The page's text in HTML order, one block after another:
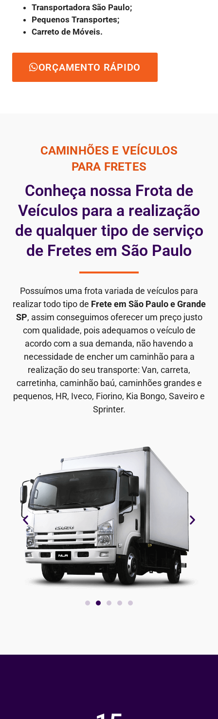
Transportadora São Paulo;
Pequenos Transportes;
Carreto de Móveis.
ORÇAMENTO RÁPIDO
CAMINHÕES E VEÍCULOS
PARA FRETES
Conheça nossa Frota de
Veículos para a realização
de qualquer tipo de serviço
de Fretes em São Paulo
Possuímos uma frota variada de veículos para
realizar todo tipo de Frete em São Paulo e Grande
SP, assim conseguimos oferecer um preço justo
com qualidade, pois adequamos o veículo de
acordo com a sua demanda, não havendo a
necessidade de encher um caminhão para a
realização do seu transporte: Van, carreta,
carretinha, caminhão baú, caminhões grandes e
pequenos, HR, Iveco, Fiorino, Kia Bongo, Saveiro e
Sprinter.